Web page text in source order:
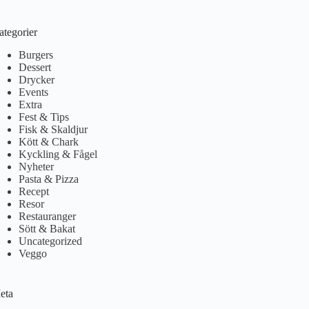
Burgers
Dessert
Drycker
Events
Extra
Fest & Tips
Fisk & Skaldjur
Kött & Chark
Kyckling & Fågel
Nyheter
Pasta & Pizza
Recept
Resor
Restauranger
Sött & Bakat
Uncategorized
Veggo